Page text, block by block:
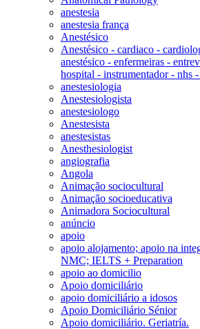
anestesia
anestesia frança
Anestésico
Anestésico - cardiaco -
anestésico - enfermeiras -
hospital - instrumentador - nhs
anestesiologia
Anestesiologista
anestesiologo
Anestesista
anestesistas
Anesthesiologist
angiografia
Angola
Animação sociocultural
Animação socioeducativa
Animadora Sociocultural
anúncio
apoio
apoio alojamento; apoio na
NMC; IELTS + Preparation
apoio ao domicilio
Apoio domiciliário
apoio domiciliário a idosos
Apoio Domiciliário Sénior
Apoio domiciliário. Geriatría.